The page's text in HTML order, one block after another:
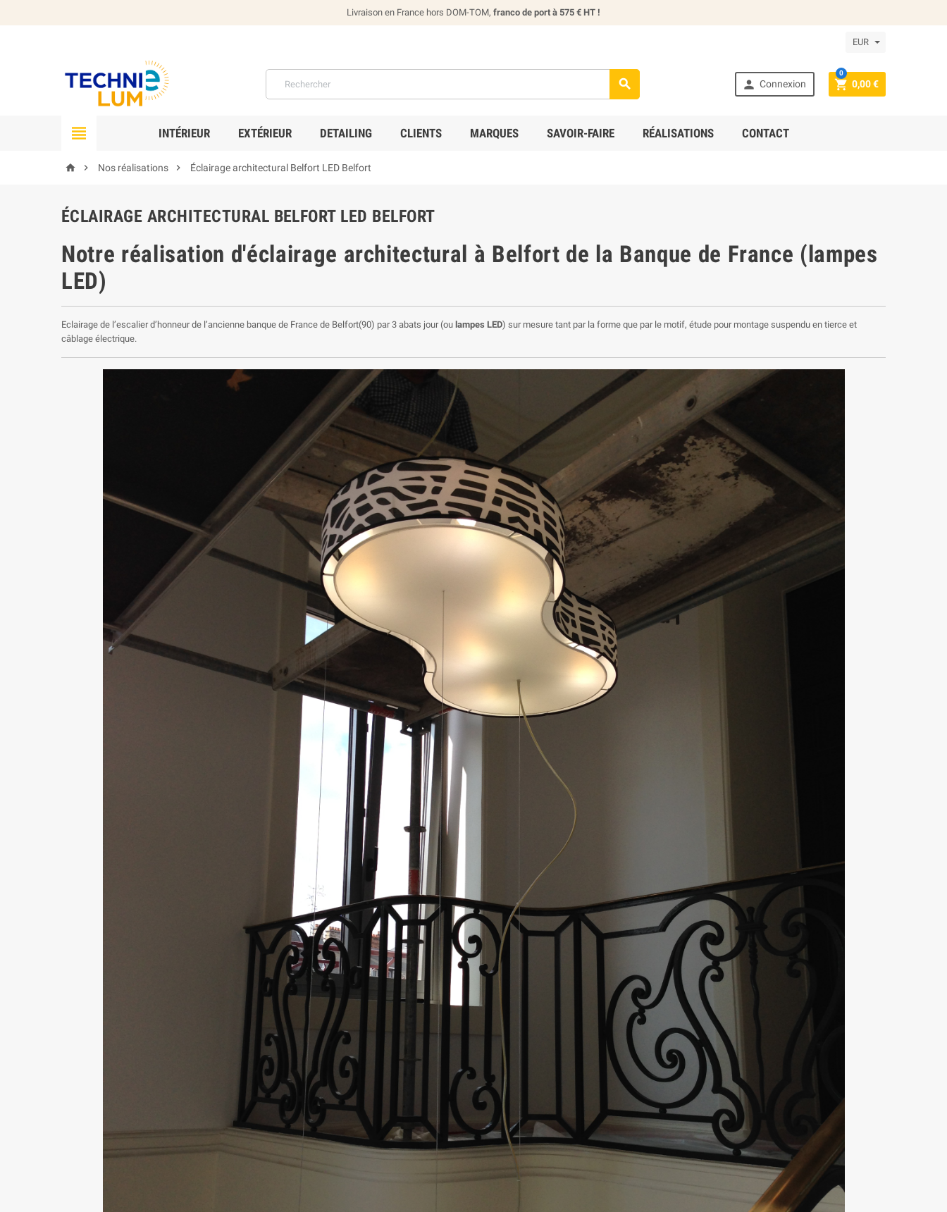
Livraison en France hors DOM-TOM, franco de port à 575 € HT !
EUR
  Connexion  0,00 €
0
 INTÉRIEUR EXTÉRIEUR DETAILING CLIENTS MARQUES SAVOIR-FAIRE RÉALISATIONS CONTACT
  Nos réalisations  Éclairage architectural Belfort LED Belfort
ÉCLAIRAGE ARCHITECTURAL BELFORT LED BELFORT
Notre réalisation d'éclairage architectural à Belfort de la Banque de France (lampes
LED)
Eclairage de l’escalier d’honneur de l’ancienne banque de France de Belfort(90) par 3 abats jour (ou lampes LED) sur mesure tant par la forme que par le motif, étude pour montage suspendu en tierce et
câblage électrique.